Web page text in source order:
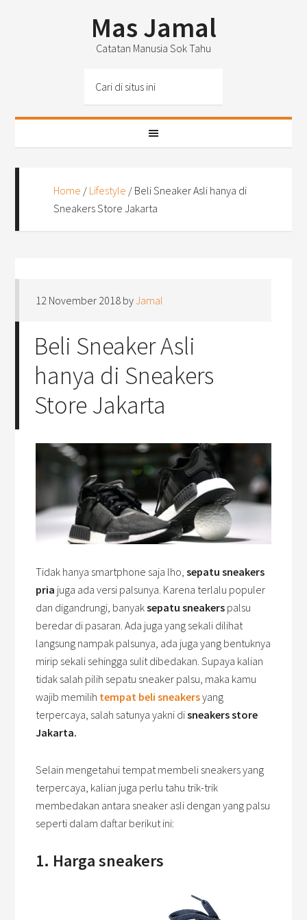
Mas Jamal
Catatan Manusia Sok Tahu
Home / Lifestyle / Beli Sneaker Asli hanya di
Sneakers Store Jakarta
12 November 2018 byJamal
Beli Sneaker Asli
hanya di Sneakers
Store Jakarta
Tidak hanya smartphone saja lho,sepatu sneakers
pria juga ada versi palsunya. Karena terlalu populer
dan digandrungi, banyaksepatu sneakers palsu
beredar di pasaran. Ada juga yang sekali dilihat
langsung nampak palsunya, ada juga yang bentuknya
mirip sekali sehingga sulit dibedakan. Supaya kalian
tidak salah pilih sepatu sneaker palsu, maka kamu
wajib memilih tempat beli sneakersyang
terpercaya, salah satunya yakni disneakers store
Jakarta.
Selain mengetahui tempat membeli sneakers yang
terpercaya, kalian juga perlu tahu trik-trik
membedakan antara sneaker asli dengan yang palsu
seperti dalam daftar berikut ini:
1. Harga sneakers